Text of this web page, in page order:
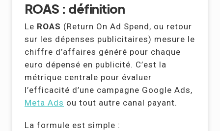
ROAS : définition
Le ROAS (Return On Ad Spend, ou retour
sur les dépenses publicitaires) mesure le
chiffre d’affaires généré pour chaque
euro dépensé en publicité. C’est la
métrique centrale pour évaluer
l’efficacité d’une campagne Google Ads,
Meta Ads ou tout autre canal payant.
La formule est simple :